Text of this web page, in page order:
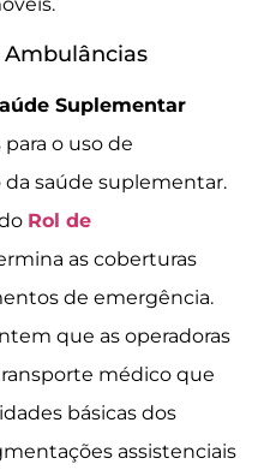
Ambulâncias
Suplementar
o uso de
saúde suplementar.
Rol de
as coberturas
de emergência.
que as operadoras
médico que
básicas dos
assistenciais